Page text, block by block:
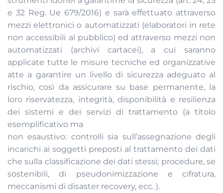
e 32 Reg. Ue 679/2016) e sarà effettuato attraverso
mezzi elettronici o automatizzati (elaboratori in rete
non accessibili al pubblico) ed attraverso mezzi non
automatizzati (archivi cartacei), a cui saranno
applicate tutte le misure tecniche ed organizzative
atte a garantire un livello di sicurezza adeguato al
rischio, così da assicurare su base permanente, la
loro riservatezza, integrità, disponibilità e resilienza
dei sistemi e dei servizi di trattamento (a titolo
esemplificativo ma
non esaustivo: controlli sia sull’assegnazione degli
incarichi ai soggetti preposti al trattamento dei dati
che sulla classificazione dei dati stessi; procedure, se
sostenibili, di pseudonimizzazione e cifratura,
meccanismi di disaster recovery, ecc. ).